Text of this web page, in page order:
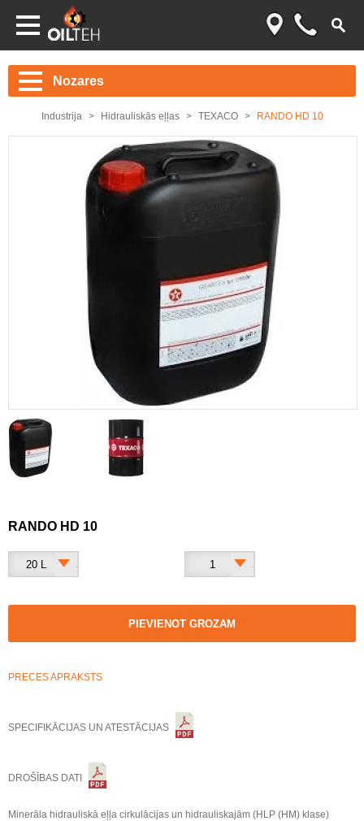
Nozares
Industrija Hidrauliskās eļļas TEXACO RANDO HD 10
RANDO HD 10
PIEVIENOT GROZAM
20 L 1
PRECES APRAKSTS
SPECIFIKĀCIJAS UN ATESTĀCIJAS
DROŠĪBAS DATI
Minerāla hidrauliskā eļļa cirkulācijas un hidrauliskajām (HLP (HM) klase)